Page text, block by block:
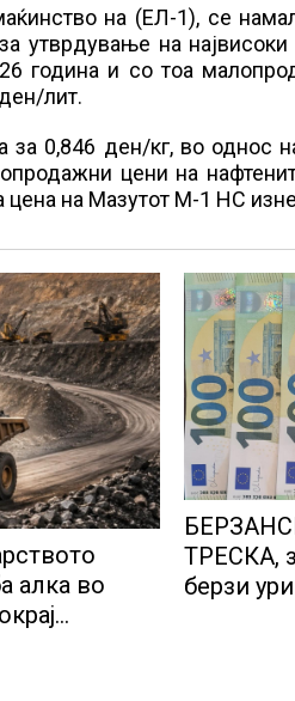
на (ЕЛ-1), се
утврдување на
година и со тоа
лит.
0,846 ден/кг, во однос
цени на
на Мазутот М-1 НС
алка во
ТРЕСКА,
берзи